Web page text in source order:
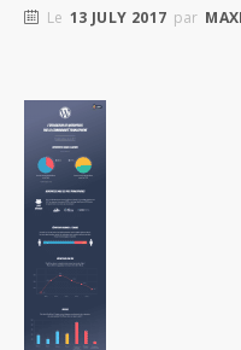
Le 13 JULY 2017 par